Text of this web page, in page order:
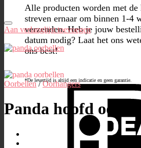
Alle producten worden met de
streven ernaar om binnen 1-4
verzenden. Heb je jouw
datum nodig? Laat het ons
ons best!
*De levertijd is altijd een indicatie en geen garantie.
Aan verlanglijst toevoegen
Oorbellen / Oorhangers
Panda hoofd